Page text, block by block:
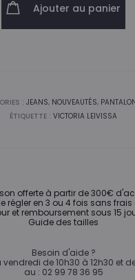
Ajouter au panier
: JEANS, NOUVEAUTÉS,
ÉTIQUETTE : VICTORIA LEIVISSA
offerte à partir de 300€
régler en 3 ou 4 fois sans
et remboursement sous 15
Guide des tailles
Besoin d'aide ?
de 10h30 à 12h30 et
au : 02 99 78 36 95